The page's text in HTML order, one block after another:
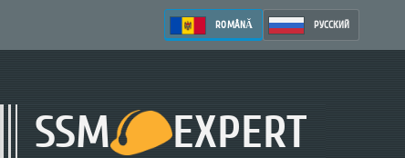
ROMÂNĂ РУССКИЙ
SSM EXPERT